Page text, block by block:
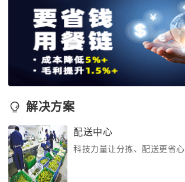
解决方案
配送中心
科技力量让分拣、配送更省心